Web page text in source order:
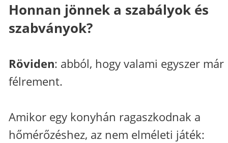
Honnan jönnek a szabályok és
szabványok?
Röviden: abból, hogy valami egyszer már
félrement.
Amikor egy konyhán ragaszkodnak a
hőmérőzéshez, az nem elméleti játék: